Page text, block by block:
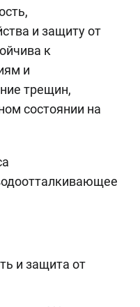
и защиту от
к
и
трещин,
состоянии на
и защита от